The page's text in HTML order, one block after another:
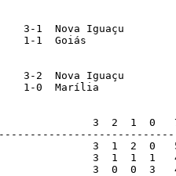
1  Nova Iguaçu
1-1  Goiás
3-2  Nova Iguaçu
1-0  Marília
3  2  1  0
3  1  2  0
3  1  1  1
3  0  0  3